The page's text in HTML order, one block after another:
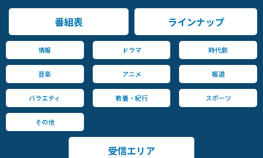
番組表 ラインナップ
情報 ドラマ 時代劇
音楽 アニメ 報道
バラエティ 教養・紀行 スポーツ
その他
受信エリア